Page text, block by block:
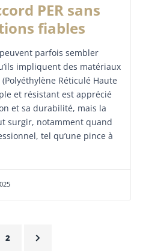
PER sans
fiables
parfois sembler
impliquent des matériaux
Réticulé Haute
et résistant est apprécié
et sa durabilité, mais la
surgir, notamment quand
tel qu’une pince à
2